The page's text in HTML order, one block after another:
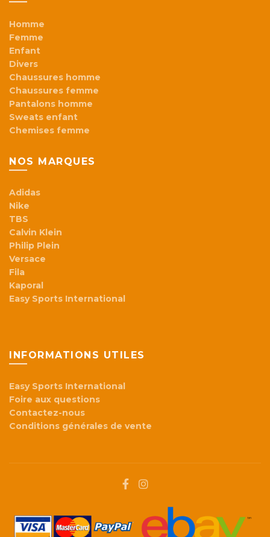
Homme
Femme
Enfant
Divers
Chaussures homme
Chaussures femme
Pantalons homme
Sweats enfant
Chemises femme
NOS MARQUES
Adidas
Nike
TBS
Calvin Klein
Philip Plein
Versace
Fila
Kaporal
Easy Sports International
INFORMATIONS UTILES
Easy Sports International
Foire aux questions
Contactez-nous
Conditions générales de vente